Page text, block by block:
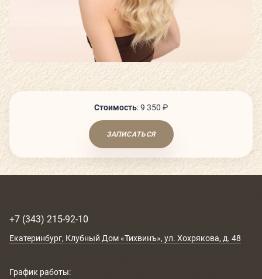
СЬЮТЫ И ПАРЕНИЯ
ТЕХНОЛОГИИ И ОБОРУДОВАНИЕ
КАФЕ
ДЕТСКИЙ КЛУБ
Стоимость:9 350 ₽
ЗАПИСАТЬСЯ
+7 (343) 215-92-10
Екатеринбург, Клубный Дом «Тихвинъ», ул. Хохрякова, д. 48
График работы: